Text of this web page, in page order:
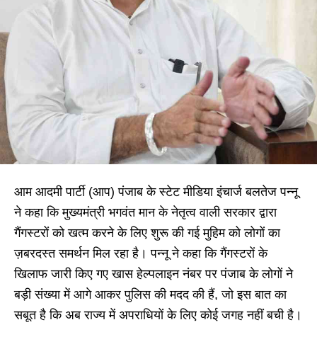
आम आदमी पार्टी (आप) पंजाब के स्टेट मीडिया इंचार्ज बलतेज पन्नू
ने कहा कि मुख्यमंत्री भगवंत मान के नेतृत्व वाली सरकार द्वारा
गैंगस्टरों को खत्म करने के लिए शुरू की गई मुहिम को लोगों का
ज़बरदस्त समर्थन मिल रहा है। पन्नू ने कहा कि गैंगस्टरों के
खिलाफ जारी किए गए खास हेल्पलाइन नंबर पर पंजाब के लोगों ने
बड़ी संख्या में आगे आकर पुलिस की मदद की हैं, जो इस बात का
सबूत है कि अब राज्य में अपराधियों के लिए कोई जगह नहीं बची है।